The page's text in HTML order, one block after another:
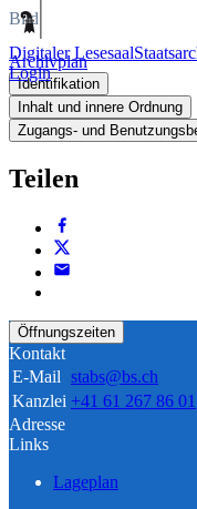
Digitaler Lesesaal
Login
Bild
Archivplan
Identifikation
Inhalt und innere Ordnung
Zugangs- und
Teilen
Öffnungszeiten
Kontakt
E-Mail stabs@bs.ch
Kanzlei +41 61 267 86 01
Adresse
Links
Lageplan